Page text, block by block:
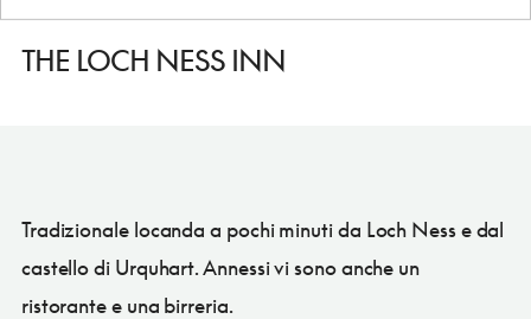
THE LOCH NESS INN
Tradizionale locanda a pochi minuti da Loch Ness e dal
castello di Urquhart. Annessi vi sono anche un
ristorante e una birreria.